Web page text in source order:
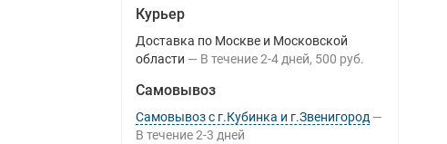
Курьер
Доставка по Москве и Московской
области
В течение 2-4 дней 500 руб.
Самовывоз
Самовывоз с г.Кубинка и г.Звенигород
В течение 2-3 дней